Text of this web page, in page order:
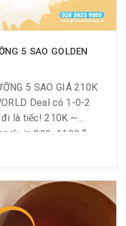
5 SAO GOLDEN
5 SAO GIÁ 210K
Deal có 1-0-2
đi là tiếc! 210K ~
in 𝟗:𝟎𝟎 -𝟏𝟏:𝟎𝟎 &
𝐓𝐡𝐮̛́ 𝟒 ~ 𝐂𝐡𝐮̉ 𝐍𝐡𝐚̣̂𝐭,